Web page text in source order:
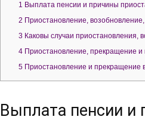
1 Выплата пенсии и причины
2 Приостановление,
3 Каковы случаи приостановления,
4 Приостановление, прекращение
5 Приостановление и прекращение
Выплата пенсии и